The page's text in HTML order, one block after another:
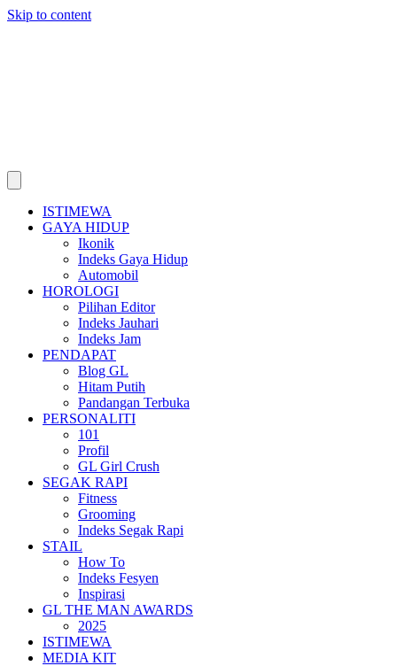
Skip to content
ISTIMEWA
GAYA HIDUP
Ikonik
Indeks Gaya Hidup
Automobil
HOROLOGI
Pilihan Editor
Indeks Jauhari
Indeks Jam
PENDAPAT
Blog GL
Hitam Putih
Pandangan Terbuka
PERSONALITI
101
Profil
GL Girl Crush
SEGAK RAPI
Fitness
Grooming
Indeks Segak Rapi
STAIL
How To
Indeks Fesyen
Inspirasi
GL THE MAN AWARDS
2025
ISTIMEWA
MEDIA KIT